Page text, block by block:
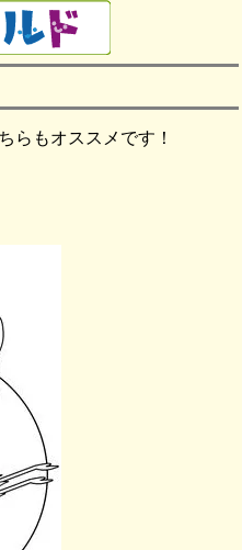
らもオススメです！